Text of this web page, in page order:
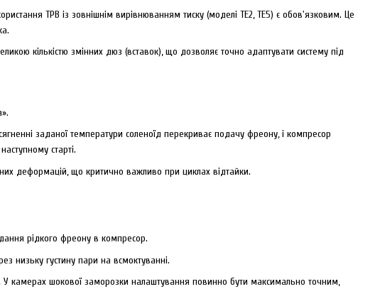
ТРВ із зовнішнім вирівнюванням тиску (моделі ТЕ2, ТЕ5) є обов'язковим. Це
кількістю змінних дюз (вставок), що дозволяє точно адаптувати систему під
заданої температури соленоїд перекриває подачу фреону, і компресор
старті.
деформацій, що критично важливо при циклах відтайки.
рідкого фреону в компресор.
низьку густину пари на всмоктуванні.
камерах шокової заморозки налаштування повинно бути максимально точним,